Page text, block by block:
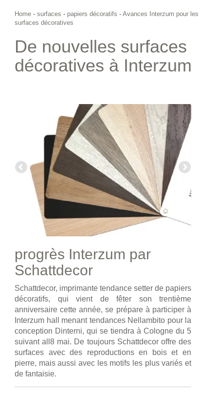
Home - surfaces - papiers décoratifs - Avances Interzum pour les
surfaces décoratives
De nouvelles surfaces
décoratives à Interzum
progrès Interzum par
Schattdecor
Schattdecor, imprimante tendance setter de papiers
décoratifs, qui vient de fêter son trentième
anniversaire cette année, se prépare à participer à
Interzum hall menant tendances Nellambito pour la
conception Dinterni, qui se tiendra à Cologne du 5
suivant all8 mai. De toujours Schattdecor offre des
surfaces avec des reproductions en bois et en
pierre, mais aussi avec les motifs les plus variés et
de fantaisie.